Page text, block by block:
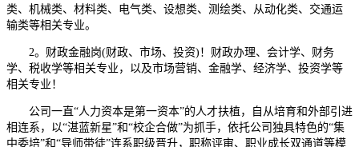
类、机械类、材料类、电气类、设想类、测绘类、从动化类、交通运
输类等相关专业。
2。财政金融岗(财政、市场、投资)！财政办理、会计学、财务
学、税收学等相关专业，以及市场营销、金融学、经济学、投资学等
相关专业！
公司一直“人力资本是第一资本”的人才扶植，自从培育和外部引进
相连系，以“湛蓝新星”和“校企合做”为抓手，依托公司独具特色的“集
中委培”和“导师带徒”连系职级晋升，职称评审、职业成长双通道等模